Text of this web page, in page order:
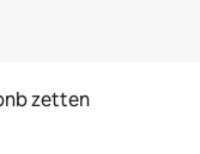
zetten